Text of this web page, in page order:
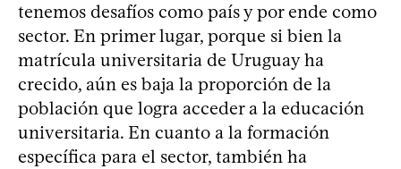
tenemos desafíos como país y por ende como
sector. En primer lugar, porque si bien la
matrícula universitaria de Uruguay ha
crecido, aún es baja la proporción de la
población que logra acceder a la educación
universitaria. En cuanto a la formación
específica para el sector, también ha